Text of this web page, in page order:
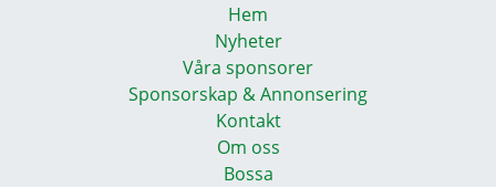
Hem
Nyheter
Våra sponsorer
Sponsorskap & Annonsering
Kontakt
Om oss
Bossa